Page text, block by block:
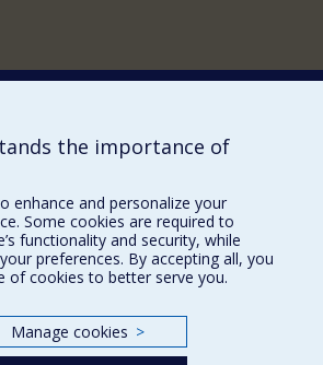
Département?the importance of
enhance and personalize your
Some cookies are required to
functionality and security, while
preferences. By accepting all, you
of cookies to better serve you.
Manage cookies >